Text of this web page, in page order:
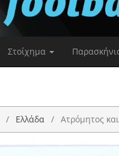
Στοίχημα
Ελλάδα Ατρόμητος